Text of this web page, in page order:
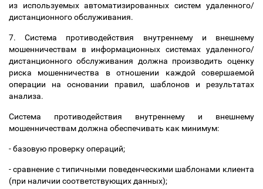
из используемых автоматизированных систем удаленного/
дистанционного обслуживания.
7. Система противодействия внутреннему и внешнему
мошенничествам в информационных системах удаленного/
дистанционного обслуживания должна производить оценку
риска мошенничества в отношении каждой совершаемой
операции на основании правил, шаблонов и результатах
анализа.
Система противодействия внутреннему и внешнему
мошенничествам должна обеспечивать как минимум:
- базовую проверку операций;
- сравнение с типичными поведенческими шаблонами клиента
(при наличии соответствующих данных);